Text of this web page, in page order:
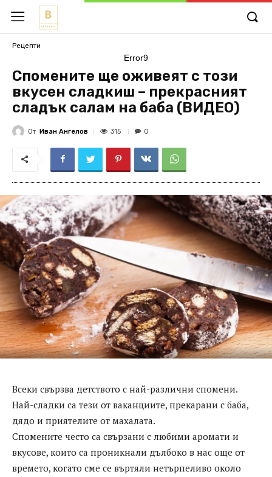
Рецепти
Error9
Спомените ще оживеят с този
вкусен сладкиш – прекрасният
сладък салам на баба (ВИДЕО)
От Иван Ангелов 315 0
Всеки свързва детството с най-различни спомени.
Най-сладки са тези от ваканциите, прекарани с баба,
дядо и приятелите от махалата.
Спомените често са свързани с любими аромати и
вкусове, които са проникнали дълбоко в нас още от
времето, когато сме се въртяли нетърпеливо около